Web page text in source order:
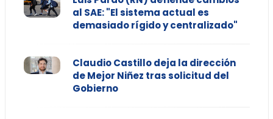
al SAE: "El sistema actual es
demasiado rígido y centralizado"
Claudio Castillo deja la dirección
de Mejor Niñez tras solicitud del
Gobierno